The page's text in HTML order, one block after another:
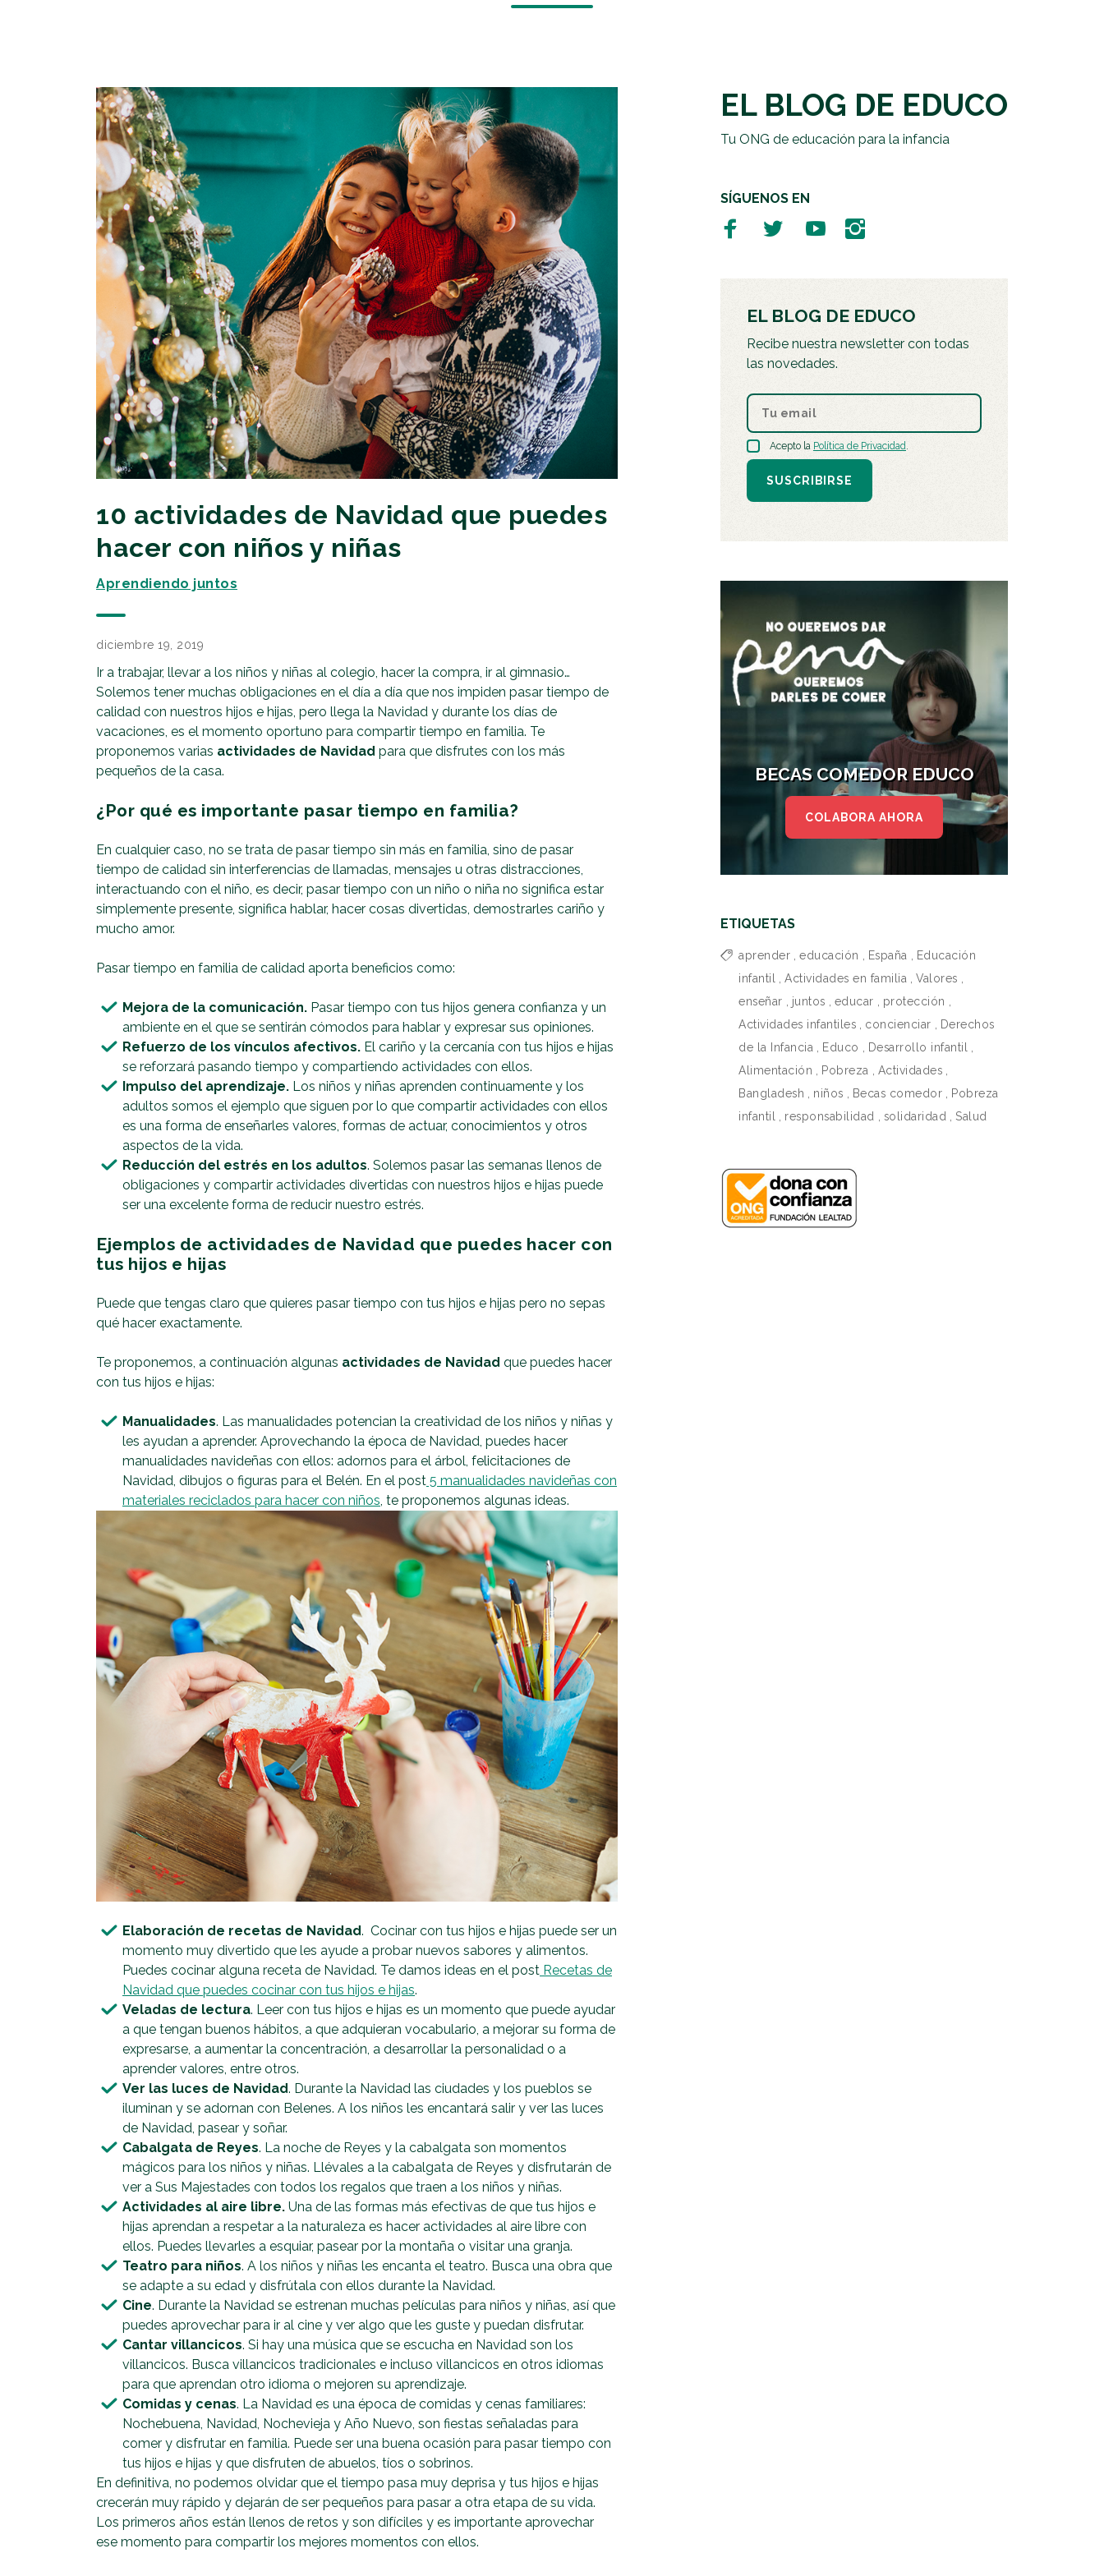
EMPRESAS SOLIDARIAS
TESTAMENTO SOLIDARIO
10 actividades de Navidad que puedes
hacer con niños y niñas
Aprendiendo juntos
diciembre 19, 2019
Ir a trabajar, llevar a los niños y niñas al colegio, hacer la compra, ir al gimnasio…
Solemos tener muchas obligaciones en el día a día que nos impiden pasar tiempo de
calidad con nuestros hijos e hijas, pero llega la Navidad y durante los días de
vacaciones, es el momento oportuno para compartir tiempo en familia. Te
proponemos varias actividades de Navidad para que disfrutes con los más
pequeños de la casa.
¿Por qué es importante pasar tiempo en familia?
En cualquier caso, no se trata de pasar tiempo sin más en familia, sino de pasar
tiempo de calidad sin interferencias de llamadas, mensajes u otras distracciones,
interactuando con el niño, es decir, pasar tiempo con un niño o niña no significa estar
simplemente presente, significa hablar, hacer cosas divertidas, demostrarles cariño y
mucho amor.
Pasar tiempo en familia de calidad aporta beneficios como:
Mejora de la comunicación. Pasar tiempo con tus hijos genera confianza y un
ambiente en el que se sentirán cómodos para hablar y expresar sus opiniones.
Refuerzo de los vínculos afectivos. El cariño y la cercanía con tus hijos e hijas
se reforzará pasando tiempo y compartiendo actividades con ellos.
Impulso del aprendizaje. Los niños y niñas aprenden continuamente y los
adultos somos el ejemplo que siguen por lo que compartir actividades con ellos
es una forma de enseñarles valores, formas de actuar, conocimientos y otros
aspectos de la vida.
Reducción del estrés en los adultos. Solemos pasar las semanas llenos de
obligaciones y compartir actividades divertidas con nuestros hijos e hijas puede
ser una excelente forma de reducir nuestro estrés.
Ejemplos de actividades de Navidad que puedes hacer con
tus hijos e hijas
Puede que tengas claro que quieres pasar tiempo con tus hijos e hijas pero no sepas
qué hacer exactamente.
Te proponemos, a continuación algunas actividades de Navidad que puedes hacer
con tus hijos e hijas:
Manualidades. Las manualidades potencian la creatividad de los niños y niñas y
les ayudan a aprender. Aprovechando la época de Navidad, puedes hacer
manualidades navideñas con ellos: adornos para el árbol, felicitaciones de
Navidad, dibujos o figuras para el Belén. En el post 5 manualidades navideñas con
materiales reciclados para hacer con niños , te proponemos algunas ideas.
Elaboración de recetas de Navidad. Cocinar con tus hijos e hijas puede ser un
momento muy divertido que les ayude a probar nuevos sabores y alimentos.
Puedes cocinar alguna receta de Navidad. Te damos ideas en el post Recetas de
Navidad que puedes cocinar con tus hijos e hijas.
Veladas de lectura. Leer con tus hijos e hijas es un momento que puede ayudar
a que tengan buenos hábitos, a que adquieran vocabulario, a mejorar su forma de
expresarse, a aumentar la concentración, a desarrollar la personalidad o a
aprender valores, entre otros.
Ver las luces de Navidad. Durante la Navidad las ciudades y los pueblos se
iluminan y se adornan con Belenes. A los niños les encantará salir y ver las luces
de Navidad, pasear y soñar.
Cabalgata de Reyes. La noche de Reyes y la cabalgata son momentos
mágicos para los niños y niñas. Llévales a la cabalgata de Reyes y disfrutarán de
ver a Sus Majestades con todos los regalos que traen a los niños y niñas.
Actividades al aire libre. Una de las formas más efectivas de que tus hijos e
hijas aprendan a respetar a la naturaleza es hacer actividades al aire libre con
ellos. Puedes llevarles a esquiar, pasear por la montaña o visitar una granja.
Teatro para niños. A los niños y niñas les encanta el teatro. Busca una obra que
se adapte a su edad y disfrútala con ellos durante la Navidad.
Cine. Durante la Navidad se estrenan muchas películas para niños y niñas, así que
puedes aprovechar para ir al cine y ver algo que les guste y puedan disfrutar.
Cantar villancicos. Si hay una música que se escucha en Navidad son los
villancicos. Busca villancicos tradicionales e incluso villancicos en otros idiomas
para que aprendan otro idioma o mejoren su aprendizaje.
Comidas y cenas. La Navidad es una época de comidas y cenas familiares:
Nochebuena, Navidad, Nochevieja y Año Nuevo, son fiestas señaladas para
comer y disfrutar en familia. Puede ser una buena ocasión para pasar tiempo con
tus hijos e hijas y que disfruten de abuelos, tíos o sobrinos.
En definitiva, no podemos olvidar que el tiempo pasa muy deprisa y tus hijos e hijas
crecerán muy rápido y dejarán de ser pequeños para pasar a otra etapa de su vida.
Los primeros años están llenos de retos y son difíciles y es importante aprovechar
ese momento para compartir los mejores momentos con ellos.
EL BLOG DE EDUCO
Tu ONG de educación para la infancia
SÍGUENOS EN
EL BLOG DE EDUCO
Recibe nuestra newsletter con todas
las novedades.
Acepto la Política de Privacidad.
SUSCRIBIRSE
BECAS COMEDOR EDUCO
COLABORA AHORA
ETIQUETAS
aprender educación España
Educación
infantil
Actividades en familia Valores
enseñar
juntos educar protección
Actividades infantiles
concienciar
Derechos
de la Infancia
Educo Desarrollo infantil
Alimentación
Pobreza Actividades
Bangladesh
niños Becas comedor
Pobreza
infantil
responsabilidad solidaridad Salud